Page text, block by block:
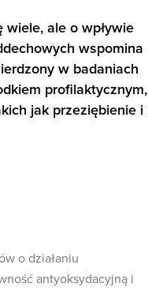
ale o wpływie
wspomina
w badaniach
profilaktycznym,
jak przeziębienie i
o działaniu
antyoksydacyjną i